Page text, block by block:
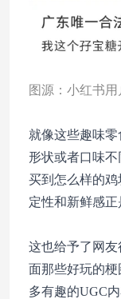
图源：小红书用
就像这些趣味
形状或者口味
买到怎么样的
定性和新鲜感正
这也给予了网
面那些好玩的
多有趣的UGC内